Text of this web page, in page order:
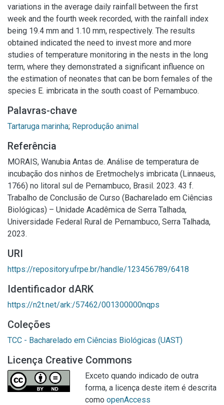
variations in the average daily rainfall between the first
week and the fourth week recorded, with the rainfall index
being 19.4 mm and 1.10 mm, respectively. The results
obtained indicated the need to invest more and more
studies of temperature monitoring in the nests in the long
term, where they demonstrated a significant influence on
the estimation of neonates that can be born females of the
species E. imbricata in the south coast of Pernambuco.
Palavras-chave
Tartaruga marinha; Reprodução animal
Referência
MORAIS, Wanubia Antas de. Análise de temperatura de
incubação dos ninhos de Eretmochelys imbricata (Linnaeus,
1766) no litoral sul de Pernambuco, Brasil. 2023. 43 f.
Trabalho de Conclusão de Curso (Bacharelado em Ciências
Biológicas) – Unidade Acadêmica de Serra Talhada,
Universidade Federal Rural de Pernambuco, Serra Talhada,
2023.
URI
https://repository.ufrpe.br/handle/123456789/6418
Identificador dARK
https://n2t.net/ark:/57462/001300000nqps
Coleções
TCC - Bacharelado em Ciências Biológicas (UAST)
Licença Creative Commons
Exceto quando indicado de outra
forma, a licença deste item é descrita
como openAccess